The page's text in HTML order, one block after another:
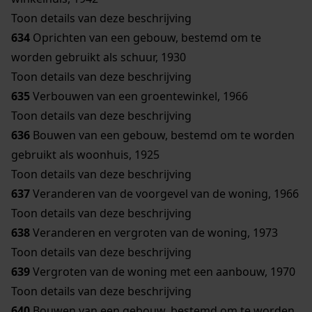
Toon details van deze beschrijving
634 Oprichten van een gebouw, bestemd om te
worden gebruikt als schuur, 1930
Toon details van deze beschrijving
635Verbouwen van een groentewinkel, 1966
Toon details van deze beschrijving
636 Bouwen van een gebouw, bestemd om te worden
gebruikt als woonhuis, 1925
Toon details van deze beschrijving
637Veranderen van de voorgevel van de woning, 1966
Toon details van deze beschrijving
638Veranderen en vergroten van de woning, 1973
Toon details van deze beschrijving
639Vergroten van de woning met een aanbouw, 1970
Toon details van deze beschrijving